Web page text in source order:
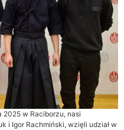
2025 w Raciborzu, nasi
i Igor Rachmiński, wzięli udział w